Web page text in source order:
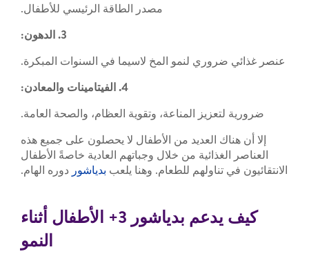
مصدر الطاقة الرئيسي للأطفال.
عنصر غذائي ضروري لنمو المخ لاسيما في السنوات المبكرة.
ضرورية لتعزيز المناعة، وتقوية العظام، والصحة العامة.
إلا أن هناك العديد من الأطفال لا يحصلون على جميع هذه
العناصر الغذائية من خلال وجباتهم العادية خاصةً الأطفال
الانتقائيون في تناولهم للطعام. وهنا يلعب بدياشور دوره الهام.
كيف يدعم بدياشور 3+ الأطفال أثناء
النمو